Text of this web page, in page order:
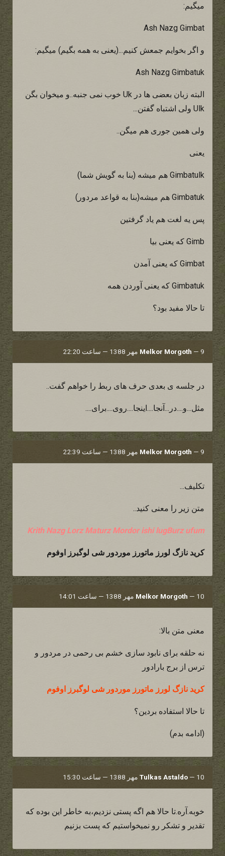
میگیم:
Ash Nazg Gimbat
و اگر بخوایم جمعش کنیم...(یعنی به همه بگیم) میگیم:
Ash Nazg Gimbatuk
البته زبان بعضی ها در Uk خوب نمی جنبه..و میخوان بگن
Ulk ولی اشتباه گفتن...
ولی همین جوری هم میگن..
یعنی
Gimbatulk هم میشه (بنا به گویش شما)
Gimbatuk هم میشه(بنا به قواعد مردور)
پس یه لغت هم یاد گرفتین
Gimb که یعنی بیا
Gimbat که یعنی آمدن
Gimbatuk که یعنی آوردن همه
تا حالا مفید بود؟
Melkor Morgoth — 9 مهر 1388 — ساعت 22:20
در جلسه ی بعدی حرف های ربط را خواهم گفت..
مثل...و....در...آنجا....اینجا....روی....برای....
Melkor Morgoth — 9 مهر 1388 — ساعت 22:39
تکلیف...
متن زیر را معنی کنید..
Krith Nazg Lorz Maturz Mordor ishi lugBurz ufum
کرید نازگ لورز ماتورز موردور شی لوگبرز اوفوم
Melkor Morgoth — 10 مهر 1388 — ساعت 14:01
معنی متن بالا:
نه حلقه برای نابود سازی خشم بی رحمی در مردور و
ترس از برج بارادور
کرید نازگ لورز ماتورز موردور شی لوگبرز اوفوم
تا حالا استفاده بردین؟
(ادامه بدم)
Tulkas Astaldo — 10 مهر 1388 — ساعت 15:30
خوبه.آره.تا حالا هم اگه پستی نزدیم،به خاطر این بوده که
تقدیر و تشکر رو نمیخواستیم که پست بزنیم